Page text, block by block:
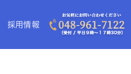
採用情報